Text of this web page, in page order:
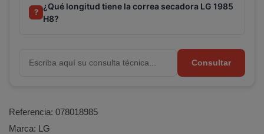
?
¿Qué longitud tiene la correa secadora LG 1985
H8?
Consultar
Referencia: 078018985
Marca: LG